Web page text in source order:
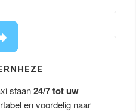
staan24/7 tot uw
en voordelig naar